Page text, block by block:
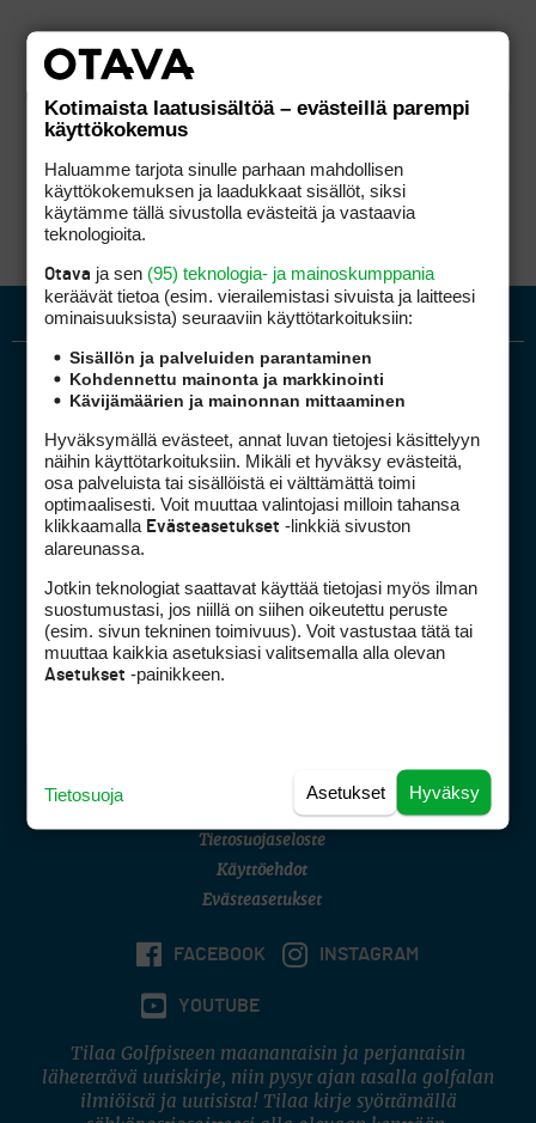
Golfpiste mediakortti
Golfpisteen yhteystiedot
DSA avoimuusraportti
Asiakaspalvelu
(digi) digi@otavamedia.fi
Tietosuojaseloste
Käyttöehdot
Evästeasetukset
FACEBOOK INSTAGRAM
YOUTUBE
Tilaa Golfpisteen maanantaisin ja perjantaisin
lähetettävä uutiskirje, niin pysyt ajan tasalla golfalan
ilmiöistä ja uutisista! Tilaa kirje syöttämällä
Kotimaista laatusisältöä – evästeillä parempi
käyttökokemus
Haluamme tarjota sinulle parhaan mahdollisen
käyttökokemuksen ja laadukkaat sisällöt, siksi
käytämme tällä sivustolla evästeitä ja vastaavia
teknologioita.
Otava ja sen (95) teknologia- ja mainoskumppania
keräävät tietoa (esim. vierailemis­tasi sivuista ja laitteesi
ominaisuuk­sista) seuraaviin käyttötarkoituksiin:
Sisällön ja palveluiden parantaminen
Kohdennettu mainonta ja markkinointi
Kävijämäärien ja mainonnan mittaaminen
Hyväksymällä evästeet, annat luvan tietojesi käsittelyyn
näihin käyttötarkoituksiin. Mikäli et hyväksy evästeitä,
osa palveluista tai sisällöistä ei välttämättä toimi
optimaalisesti. Voit muuttaa valintojasi milloin tahansa
klikkaamalla Evästeasetukset -linkkiä sivuston
alareunassa.
Jotkin teknologiat saattavat käyttää tietojasi myös ilman
suostumustasi, jos niillä on siihen oikeutettu peruste
(esim. sivun tekninen toimivuus). Voit vastustaa tätä tai
muuttaa kaikkia asetuksiasi valitsemalla alla olevan
Asetukset -painikkeen.
Hyväksy
Asetukset
Tietosuoja